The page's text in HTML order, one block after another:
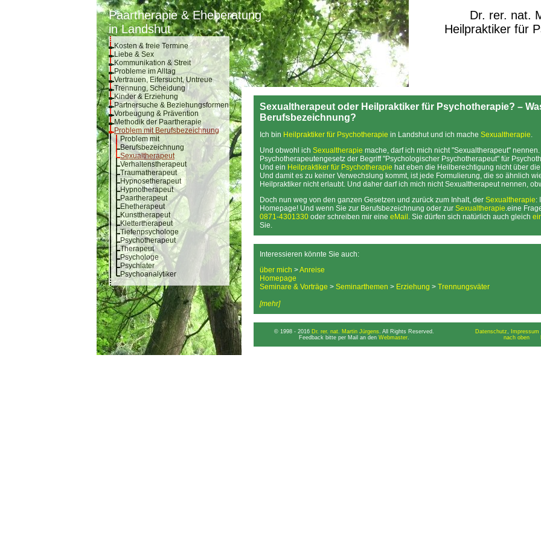
Paartherapie & Eheberatung
in Landshut
Dr. rer. nat.
Heilpraktiker für
Kosten & freie Termine
Liebe & Sex
Kommunikation & Streit
Probleme im Alltag
Vertrauen, Eifersucht, Untreue
Trennung, Scheidung
Kinder & Erziehung
Partnersuche & Beziehungsformen
Vorbeugung & Prävention
Methodik der Paartherapie
Problem mit Berufsbezeichnung
Problem mit
Berufsbezeichnung
Sexualtherapeut
Verhaltenstherapeut
Traumatherapeut
Hypnosetherapeut
Hypnotherapeut
Paartherapeut
Ehetherapeut
Kunsttherapeut
Klettertherapeut
Tiefenpsychologe
Psychotherapeut
Therapeut
Psychologe
Psychiater
Psychoanalytiker
Sexualtherapeut oder Heilpraktiker für Psychotherapie? –
Berufsbezeichnung?
Ich bin Heilpraktiker für Psychotherapie in Landshut und ich mache Sexualtherapie.
Und obwohl ich Sexualtherapie mache, darf ich mich nicht "Sexualtherapeut"
Psychotherapeutengesetz der Begriff "Psychologischer Psychotherapeut" für
Und ein Heilpraktiker für Psychotherapie hat eben die Heilberechtigung nicht über
Und damit es zu keiner Verwechslung kommt, ist jede Formulierung, die so ähnlich
Heilpraktiker nicht erlaubt. Und daher darf ich mich nicht Sexualtherapeut nennen,
Doch nun weg von den ganzen Gesetzen und zurück zum Inhalt, der Sexualtherapie:
Homepage! Und wenn Sie zur Berufsbezeichnung oder zur Sexualtherapie.eine
0871-4301330 oder schreiben mir eine eMail . Sie dürfen sich natürlich auch gleich
Sie.
Interessieren könnte Sie auch:
über mich >Anreise
Homepage
Seminare & Vorträge > Seminarthemen > Erziehung > Trennungsväter
[mehr]
© 1998 - 2016 Dr. rer. nat. Martin Jürgens. All Rights Reserved.
Feedback bitte per Mail an den Webmaster.
Datenschutz,
nach oben